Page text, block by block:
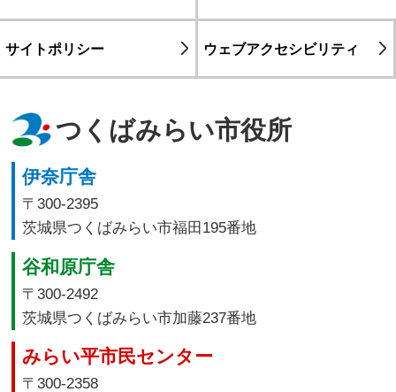
サイトポリシー ウェブアクセシビリティ
つくばみらい市役所
伊奈庁舎
〒300-2395
茨城県つくばみらい市福田195番地
谷和原庁舎
〒300-2492
茨城県つくばみらい市加藤237番地
みらい平市民センター
〒300-2358